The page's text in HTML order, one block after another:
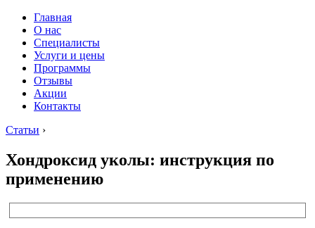
Главная
О нас
Cпециалисты
Услуги и цены
Программы
Отзывы
Акции
Контакты
Статьи ›
Хондроксид уколы: инструкция по
применению